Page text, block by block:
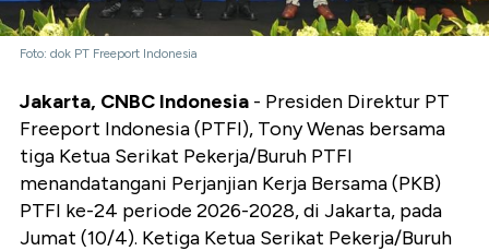
Foto: dok PT Freeport Indonesia
Jakarta, CNBC Indonesia - Presiden Direktur PT
Freeport Indonesia (PTFI), Tony Wenas bersama
tiga Ketua Serikat Pekerja/Buruh PTFI
menandatangani Perjanjian Kerja Bersama (PKB)
PTFI ke-24 periode 2026-2028, di Jakarta, pada
Jumat (10/4). Ketiga Ketua Serikat Pekerja/Buruh